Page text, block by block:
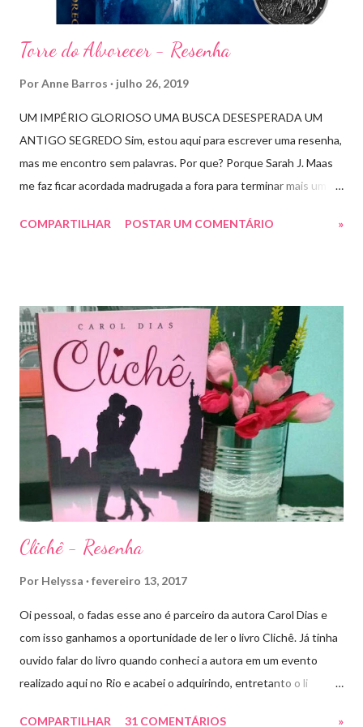
Torre do Alvorecer - Resenha
PorAnne Barros julho 26, 2019
UM IMPÉRIO GLORIOSO UMA BUSCA DESESPERADA UM
ANTIGO SEGREDO Sim, estou aqui para escrever uma resenha,
mas me encontro sem palavras. Por que? Porque Sarah J. Maas
me faz ficar acordada madrugada a fora para terminar mais um
romance da Saga Trono de Vidro que ocorre simultaneamente
todos meio atordoados com tudo que Dorian e Aelin fizeram e,
principalmente, descobriram sobre o Pai do Príncipe, agora Rei
de Ardalan. Todos têm uma missão nessa guerra mesmo que
ainda um pouco indefinida. Aelin deixa Ardalan nas mãos de seu
Rei e segue com sua corte para casa, para finalmente rever seu
lar, Terrasen. Com um novo rei no trono, Chaol Westfall passa a
ser Mão do Rei de Ardalan, e Nesryn Faliq a nova Capitã da
Guarda. Entret...
COMPARTILHAR POSTAR UM COMENTÁRIO »
Clichê - Resenha
Por Helyssa fevereiro 13, 2017
Oi pessoal, o fadas esse ano é parceiro da autora Carol Dias e
com isso ganhamos a oportunidade de ler o livro Clichê. Já tinha
ouvido falar do livro quando conheci a autora em um evento
realizado aqui no Rio e acabei o adquirindo, entretanto o li
COMPARTILHAR 31 COMENTÁRIOS »